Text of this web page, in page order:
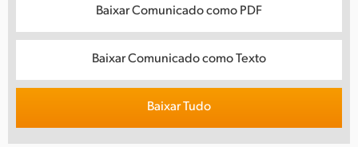
Baixar Comunicado como PDF
Baixar Comunicado como Texto
Baixar Tudo